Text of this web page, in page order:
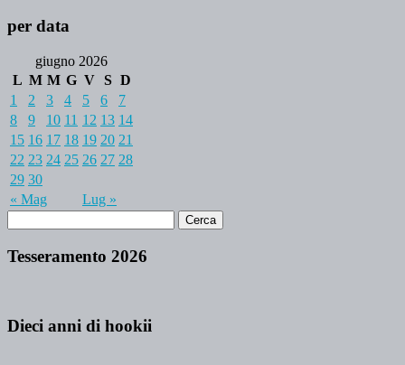
per data
giugno 2026
L M M G V S D
« Mag Lug »
1 2 3 4 5 6
7
8
9 10 11 12 13 14
15 16 17 18 19 20 21
22 23 24 25 26 27 28
29 30
Tesseramento 2026
Dieci anni di hookii